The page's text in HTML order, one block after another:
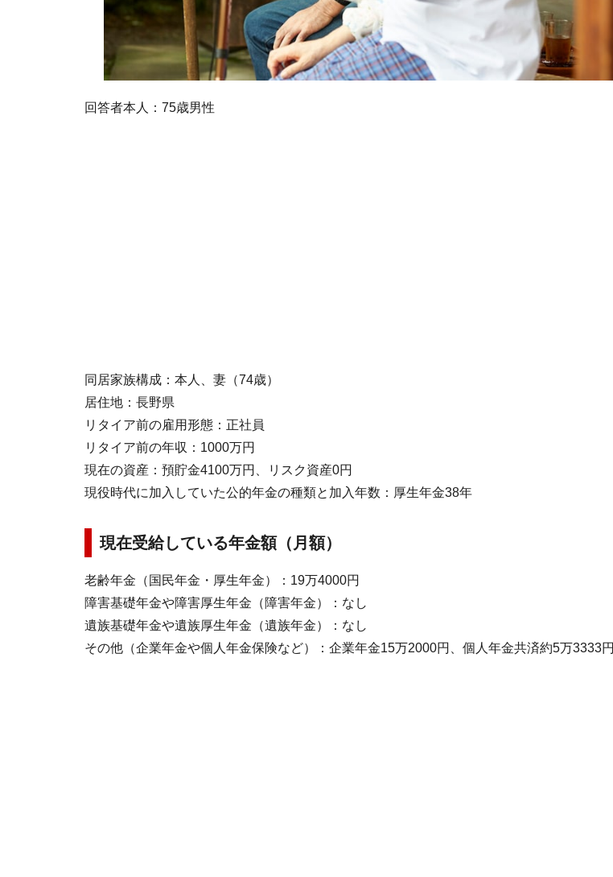
回答者本人：75歳男性
同居家族構成：本人、妻（74歳）
居住地：長野県
リタイア前の雇用形態：正社員
リタイア前の年収：1000万円
現在の資産：預貯金4100万円、リスク資産0円
現役時代に加入していた公的年金の種類と加入年数：厚生年金38年
現在受給している年金額（月額）
老齢年金（国民年金・厚生年金）：19万4000円
障害基礎年金や障害厚生年金（障害年金）：なし
遺族基礎年金や遺族厚生年金（遺族年金）：なし
その他（企業年金や個人年金保険など）：企業年金15万2000円、個人年金共済約5万3333円